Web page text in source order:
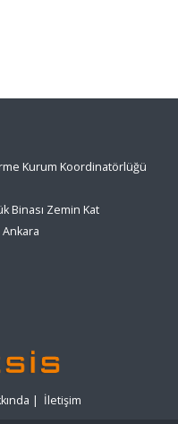
Kurum Koordinatörlüğü
Binası Zemin Kat
| İletişim